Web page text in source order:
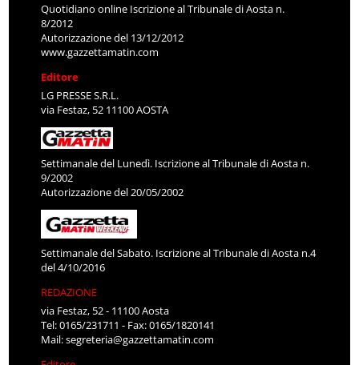
Quotidiano online Iscrizione al Tribunale di Aosta n.
8/2012
Autorizzazione del 13/12/2012
www.gazzettamatin.com
Editore
LG PRESSE S.R.L.
via Festaz, 52 11100 AOSTA
Settimanale del Lunedì. Iscrizione al Tribunale di Aosta n.
9/2002
Autorizzazione del 20/05/2002
Settimanale del Sabato. Iscrizione al Tribunale di Aosta n.4
del 4/10/2016
REDAZIONE
via Festaz, 52 - 11100 Aosta
Tel: 0165/231711 - Fax: 0165/1820141
Mail:segreteria@gazzettamatin.com